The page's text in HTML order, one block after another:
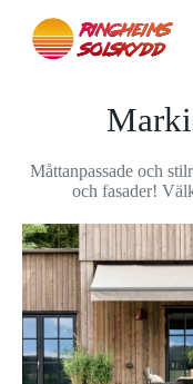
o
n
e
n
t
Måttanpassade och
och fasader!